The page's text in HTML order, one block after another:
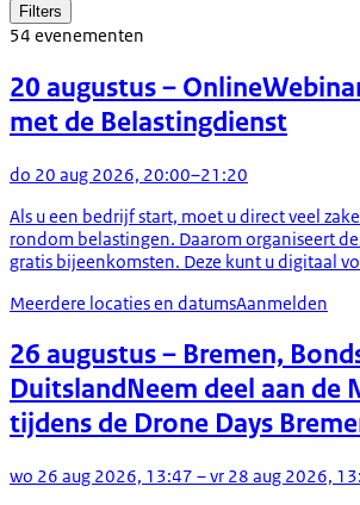
Filters
54 evenementen
20 augustus– Online
met de Belastingdienst
do 20 aug 2026, 20:00–21:20
Als u een bedrijf start, moet u direct veel
rondom belastingen. Daarom organiseert
gratis bijeenkomsten. Deze kunt u digitaal
Meerdere locaties en datumsAanmelden
26 augustus– Bremen,
DuitslandNeem deel aan de
tijdens de Drone Days
wo 26 aug 2026, 13:47 – vr 28 aug 2026,